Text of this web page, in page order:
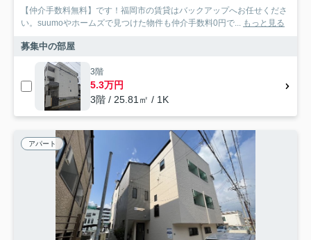
【仲介手数料無料】です！福岡市の賃貸はバックアップへお任せくださ
い。suumoやホームズで見つけた物件も仲介手数料0円で... もっと見る
募集中の部屋
3階
5.3万円
3階 / 25.81㎡ / 1K
アパート